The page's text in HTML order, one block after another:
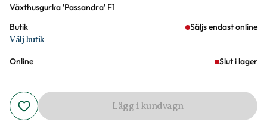
Varianter
Växthusgurka 'Passandra' F1
Butik
Säljs endast online
Välj butik
Online Slut i lager
Lägg i kundvagn